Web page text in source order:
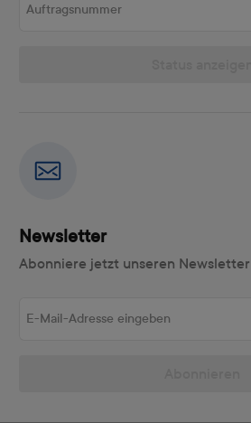
Newsletter
Abonniere jetzt unseren Newsletter